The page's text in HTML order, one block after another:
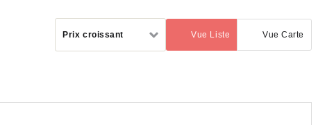
Prix croissant Vue Liste
(activé) Vue Carte